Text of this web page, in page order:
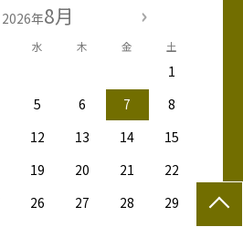
2026年8月
水 木 金 土
1
5 6 7
8
12 13 14
15
19 20 21
22
26 27 28
29